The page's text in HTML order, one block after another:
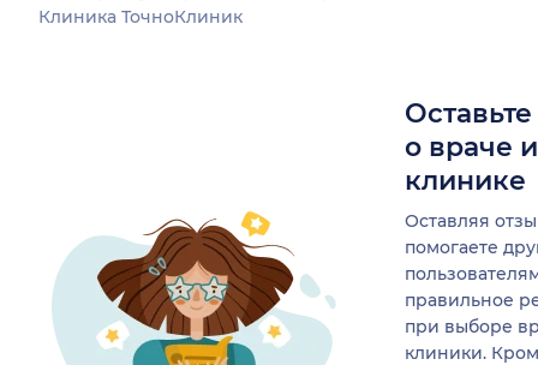
Клиника ТочноКлиник
о враче
клинике
Оставляя
помогаете
правильное
при выборе
клиники.